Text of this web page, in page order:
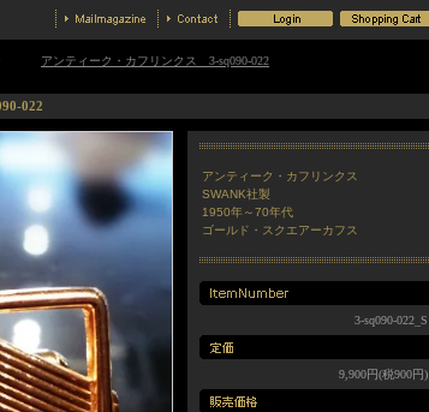
アンティーク・カフリンクス 3-sq090-022
022
アンティーク・カフリンクス
SWANK社製
1950年～70年代
ゴールド・スクエアーカフス
3-sq090-022_S
9,900円(税900円)